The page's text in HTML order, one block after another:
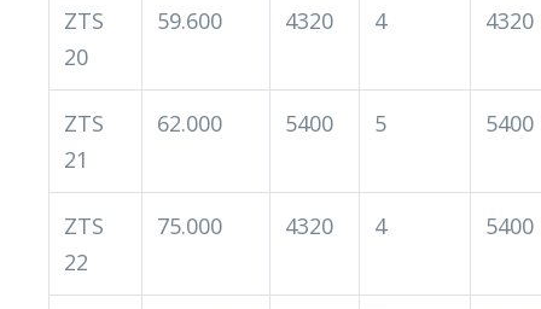
ZTS
20
59.600 4320 4 4320
ZTS
21
62.000 5400 5 5400
ZTS
22
75.000 4320 4 5400